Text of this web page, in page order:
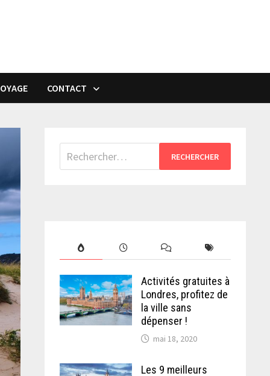
CONTACT
Rechercher :
Activités gratuites à
Londres, profitez de
la ville sans
dépenser !
mai 18, 2020
Les 9 meilleurs